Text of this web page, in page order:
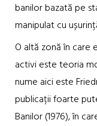
banilor bazată pe
manipulat cu
O altă zonă în
activi este teoria
nume aici este
publicații foarte
Banilor (1976), în